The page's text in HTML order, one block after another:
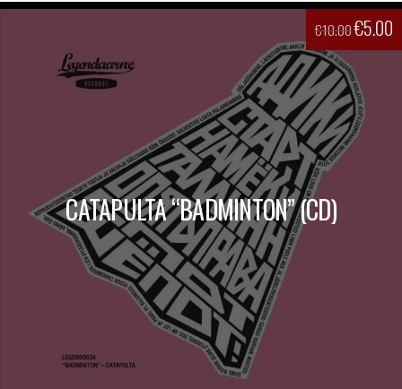
€10.00€5.00
CATAPULTA “BADMINTON” (CD)